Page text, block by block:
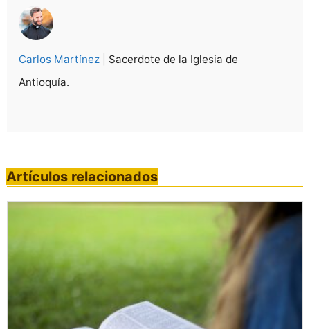
Carlos Martínez | Sacerdote de la Iglesia de
Antioquía.
Artículos relacionados